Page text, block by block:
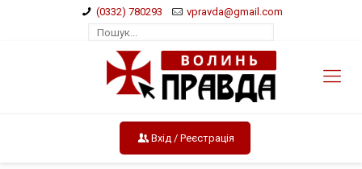
(0332) 780293 vpravda@gmail.com
Вхід / Реєстрація